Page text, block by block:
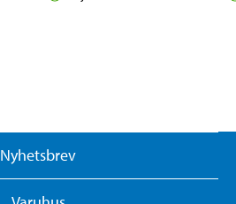
Nyhetsbrev